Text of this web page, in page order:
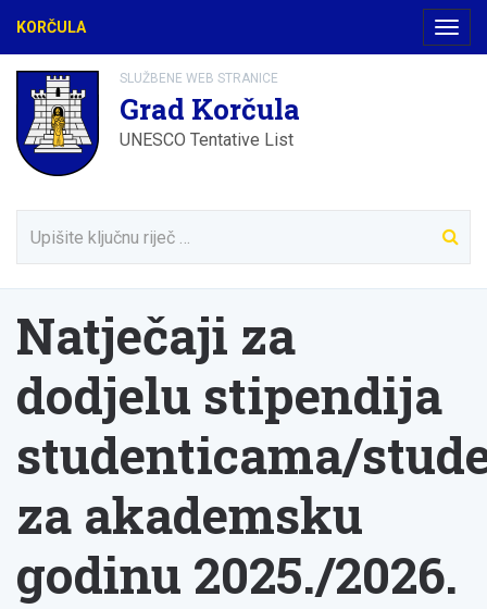
KORČULA
SLUŽBENE WEB STRANICE
Grad Korčula
UNESCO Tentative List
Natječaji za
dodjelu stipendija
studenticama/
za akademsku
godinu 2025./2026.